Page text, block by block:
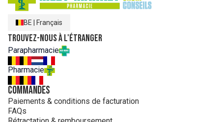
BE Français
Trouvez-nous à l'étranger
Parapharmacie
Pharmacie
Commandes
Paiements & conditions de facturation
FAQs